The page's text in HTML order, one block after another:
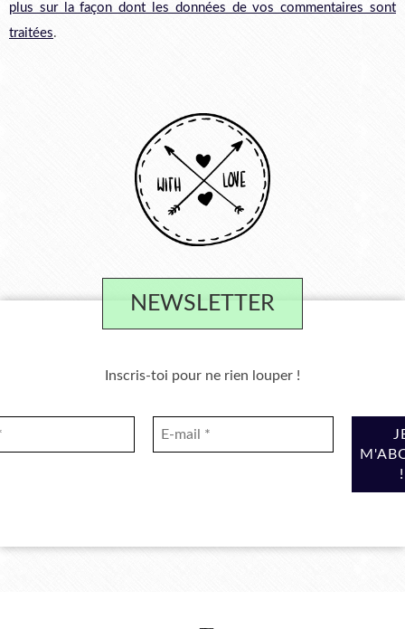
plus sur la façon dont les données de vos commentaires sont
traitées.
NEWSLETTER
Inscris-toi pour ne rien louper !